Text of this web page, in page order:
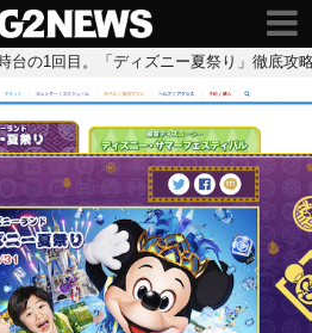
台の1回目。「ディズニー夏祭り」徹底攻